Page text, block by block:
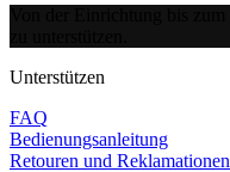
Unterstützen
FAQ
Bedienungsanleitung
Retouren und Reklamationen